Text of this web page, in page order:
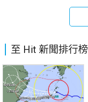
至 Hit 新聞排行榜